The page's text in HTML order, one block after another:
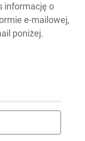
informację o
e-mailowej,
poniżej.